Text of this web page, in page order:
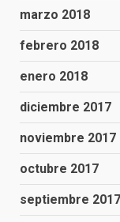
marzo 2018
febrero 2018
enero 2018
diciembre 2017
noviembre 2017
octubre 2017
septiembre 2017